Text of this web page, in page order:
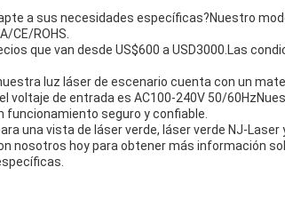
a sus necesidades específicas?Nuestro
CE/ROHS.
que van desde US$600 a USD3000.Las
luz láser de escenario cuenta con un
voltaje de entrada es AC100-240V 50/
seguro y confiable.
una vista de láser verde, láser verde NJ-Laser
nosotros hoy para obtener más información